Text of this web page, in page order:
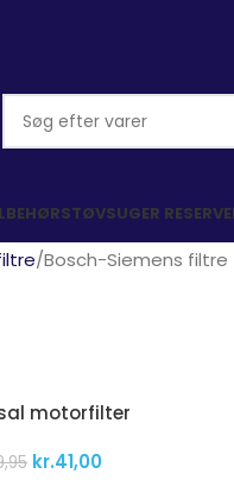
STØVSUGER
Bosch-Siemens filtre
motorfilter
kr.41,00